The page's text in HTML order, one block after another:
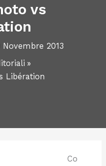
vs
Novembre 2013
Libération
Co